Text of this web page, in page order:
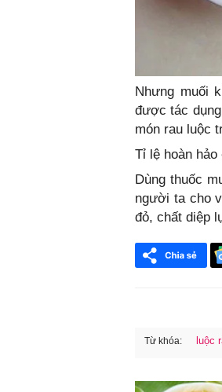
Nhưng muối
được tác
món rau luộc
Tỉ lệ hoàn
Dùng thuốc
người ta cho
đỏ, chất diệp
Từ khóa: luộc